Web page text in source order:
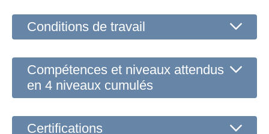
Conditions de travail
Compétences et niveaux attendus
en 4 niveaux cumulés
Certifications